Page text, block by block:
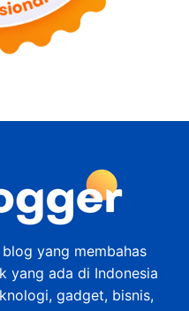
yang membahas
yang ada di Indonesia
gadget, bisnis,